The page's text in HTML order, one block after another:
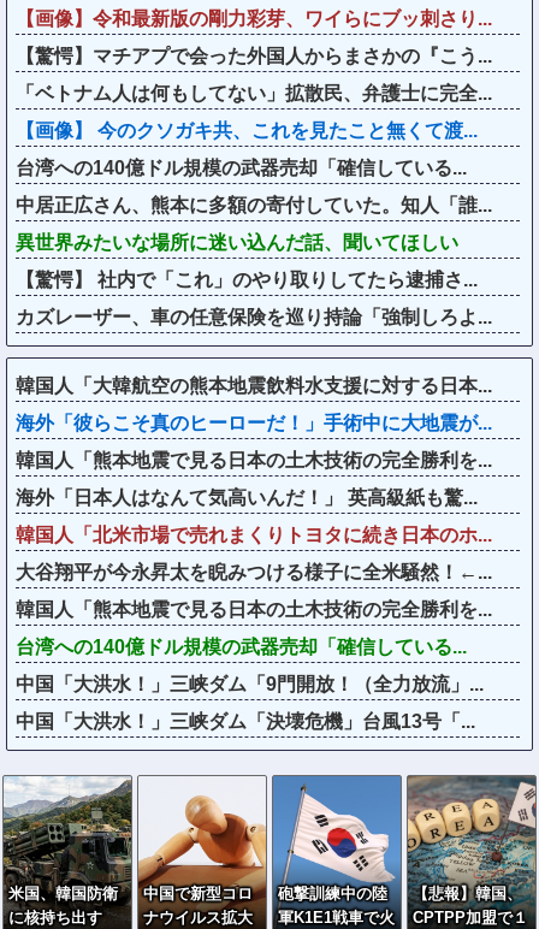
【画像】令和最新版の剛力彩芽、ワイらにブッ刺さり...
【驚愕】マチアプで会った外国人からまさかの『こう...
「ベトナム人は何もしてない」拡散民、弁護士に完全...
【画像】 今のクソガキ共、これを見たこと無くて渡...
台湾への140億ドル規模の武器売却「確信している...
中居正広さん、熊本に多額の寄付していた。知人「誰...
異世界みたいな場所に迷い込んだ話、聞いてほしい
【驚愕】 社内で「これ」のやり取りしてたら逮捕さ...
カズレーザー、車の任意保険を巡り持論「強制しろよ...
韓国人「大韓航空の熊本地震飲料水支援に対する日本...
海外「彼らこそ真のヒーローだ！」手術中に大地震が...
韓国人「熊本地震で見る日本の土木技術の完全勝利を...
海外「日本人はなんて気高いんだ！」 英高級紙も驚...
韓国人「北米市場で売れまくりトヨタに続き日本のホ...
大谷翔平が今永昇太を睨みつける様子に全米騒然！←...
韓国人「熊本地震で見る日本の土木技術の完全勝利を...
台湾への140億ドル規模の武器売却「確信している...
中国「大洪水！」三峡ダム「9門開放！（全力放流」...
中国「大洪水！」三峡ダム「決壊危機」台風13号「...
米国、韓国防衛
に核持ち出す
中国で新型コロ
ナウイルス拡大
砲撃訓練中の陸
軍K1E1戦車で火
【悲報】韓国、
CPTPP加盟で１